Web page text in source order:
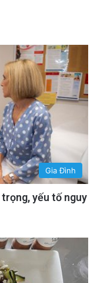
Gia Đình
yếu tố nguy